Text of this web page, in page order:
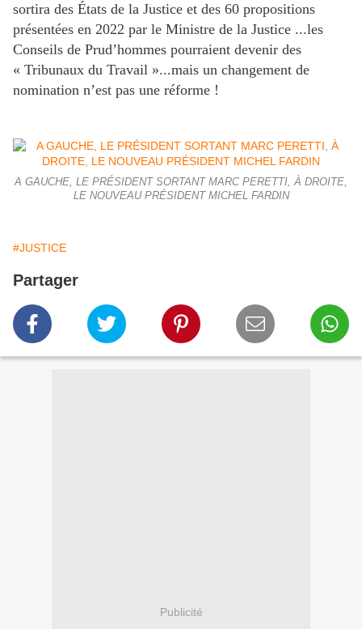
sortira des États de la Justice et des 60 propositions
présentées en 2022 par le Ministre de la Justice ...les
Conseils de Prud’hommes pourraient devenir des
« Tribunaux du Travail »...mais un changement de
nomination n’est pas une réforme !
A GAUCHE, LE PRÉSIDENT SORTANT MARC PERETTI, À DROITE,
LE NOUVEAU PRÉSIDENT MICHEL FARDIN
#JUSTICE
Partager
Publicité